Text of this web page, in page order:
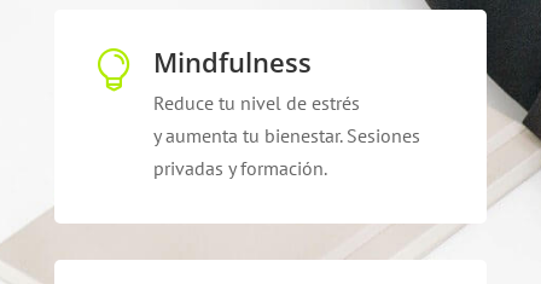
 Mindfulness
Reduce tu nivel de estrés
y aumenta tu bienestar. Sesiones
privadas y formación.